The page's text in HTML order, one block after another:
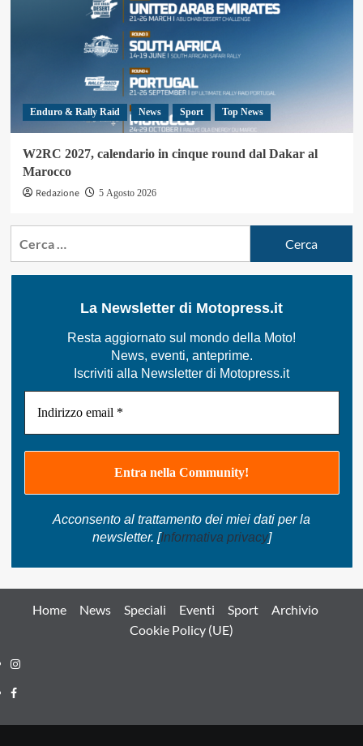
Enduro & Rally Raid News Sport Top News
W2RC 2027, calendario in cinque round dal Dakar al
Marocco
Redazione
5 Agosto 2026
La Newsletter di Motopress.it
Resta aggiornato sul mondo della Moto!
News, eventi, anteprime.
Iscriviti alla Newsletter di Motopress.it
Acconsento al trattamento dei miei dati per la
newsletter. [Informativa privacy]
Home News Speciali Eventi Sport
Archivio
Cookie Policy (UE)
Instagram
Facebook